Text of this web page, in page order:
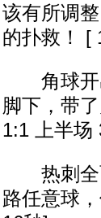
该有所调
的扑救！ [
角球开出
脚下，带
1:1 上半场
热刺全面
路任意球